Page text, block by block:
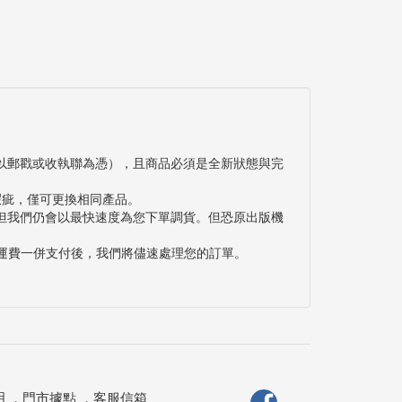
戳或收執聯為憑），且商品必須是全新狀態與完
，僅可更換相同產品。
們仍會以最快速度為您下單調貨。但恐原出版機
一併支付後，我們將儘速處理您的訂單。
． 門市據點． 客服信箱